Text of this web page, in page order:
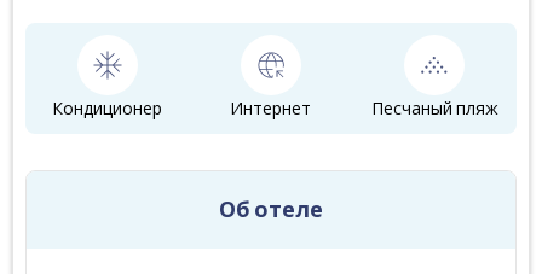
Кондиционер Интернет Песчаный пляж
Об отеле